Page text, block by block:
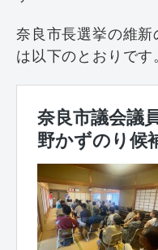
奈良市長選挙の維
は以下のとおりです